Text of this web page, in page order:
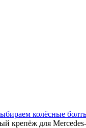
колёсные
крепёж для